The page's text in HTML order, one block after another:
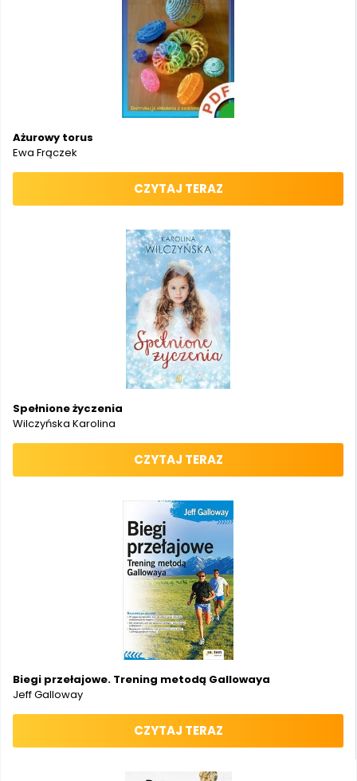
Ażurowy torus
Ewa Frączek
CZYTAJ TERAZ
Spełnione życzenia
Wilczyńska Karolina
CZYTAJ TERAZ
Biegi przełajowe. Trening metodą Gallowaya
Jeff Galloway
CZYTAJ TERAZ